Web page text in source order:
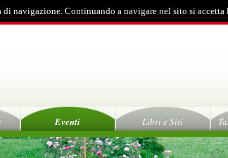
navigazione. Continuando a navigare nel sito si accetta
Eventi Libri e Siti